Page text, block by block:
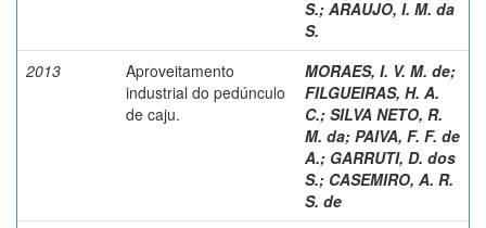
S.; ARAUJO, I. M. da
S.
2013
Aproveitamento
industrial do pedúnculo
de caju.
MORAES, I. V. M. de;
FILGUEIRAS, H. A.
C.; SILVA NETO, R.
M. da; PAIVA, F. F. de
A.; GARRUTI, D. dos
S.; CASEMIRO, A. R.
S. de